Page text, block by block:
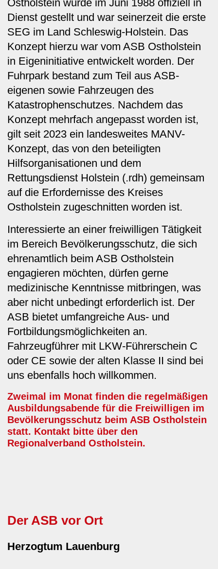
Ostholstein wurde im Juni 1988 offiziell in
Dienst gestellt und war seinerzeit die erste
SEG im Land Schleswig-Holstein. Das
Konzept hierzu war vom ASB Ostholstein
in Eigeninitiative entwickelt worden. Der
Fuhrpark bestand zum Teil aus ASB-
eigenen sowie Fahrzeugen des
Katastrophenschutzes. Nachdem das
Konzept mehrfach angepasst worden ist,
gilt seit 2023 ein landesweites MANV-
Konzept, das von den beteiligten
Hilfsorganisationen und dem
Rettungsdienst Holstein (.rdh) gemeinsam
auf die Erfordernisse des Kreises
Ostholstein zugeschnitten worden ist.
Interessierte an einer freiwilligen Tätigkeit
im Bereich Bevölkerungsschutz, die sich
ehrenamtlich beim ASB Ostholstein
engagieren möchten, dürfen gerne
medizinische Kenntnisse mitbringen, was
aber nicht unbedingt erforderlich ist. Der
ASB bietet umfangreiche Aus- und
Fortbildungsmöglichkeiten an.
Fahrzeugführer mit LKW-Führerschein C
oder CE sowie der alten Klasse II sind bei
uns ebenfalls hoch willkommen.
Zweimal im Monat finden die regelmäßigen
Ausbildungsabende für die Freiwilligen im
Bevölkerungsschutz beim ASB Ostholstein
statt. Kontakt bitte über den
Regionalverband Ostholstein.
Der ASB vor Ort
Herzogtum Lauenburg